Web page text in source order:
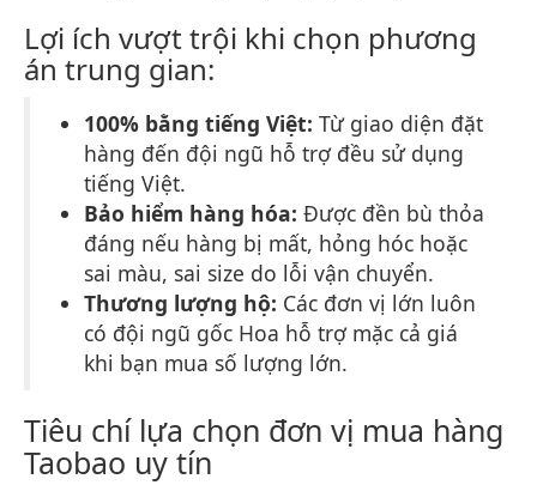
Lợi ích vượt trội khi chọn phương
án trung gian:
100% bằng tiếng Việt: Từ giao diện đặt
hàng đến đội ngũ hỗ trợ đều sử dụng
tiếng Việt.
Bảo hiểm hàng hóa: Được đền bù thỏa
đáng nếu hàng bị mất, hỏng hóc hoặc
sai màu, sai size do lỗi vận chuyển.
Thương lượng hộ: Các đơn vị lớn luôn
có đội ngũ gốc Hoa hỗ trợ mặc cả giá
khi bạn mua số lượng lớn.
Tiêu chí lựa chọn đơn vị mua hàng
Taobao uy tín